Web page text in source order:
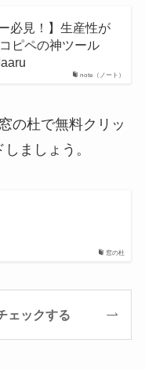
note（ノート）
必見！】生産性が
ピペの神ツール
の杜で無料クリッ
ましょう。
窓の杜
ェックする